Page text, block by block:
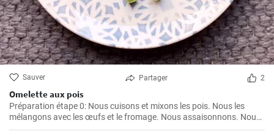
Sauver Partager 2
Omelette aux pois
Préparation étape 0: Nous cuisons et mixons les pois. Nous les
mélangons avec les œufs et le fromage. Nous assaisonnons. Nous
graissons la poêle avec de l'huile et cuisons l'omelette des deux